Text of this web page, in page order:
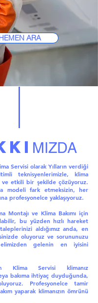
ARA
MIZDA
Servisi olarak Yılların verdiği
teknisyenlerimizle, klima
ve etkili bir şekilde çözüyoruz.
modeli fark etmeksizin, her
profesyonelce yaklaşıyoruz.
Montajı ve Klima Bakımı için
bu yüzden hızlı hareket
aldığımız anda, en
oluyoruz ve sorununuzu
gelenin en iyisini
Klima Servisi klimanız
bakıma ihtiyaç duyduğunda,
Profesyonelce tamir
yaparak klimanızın ömrünü